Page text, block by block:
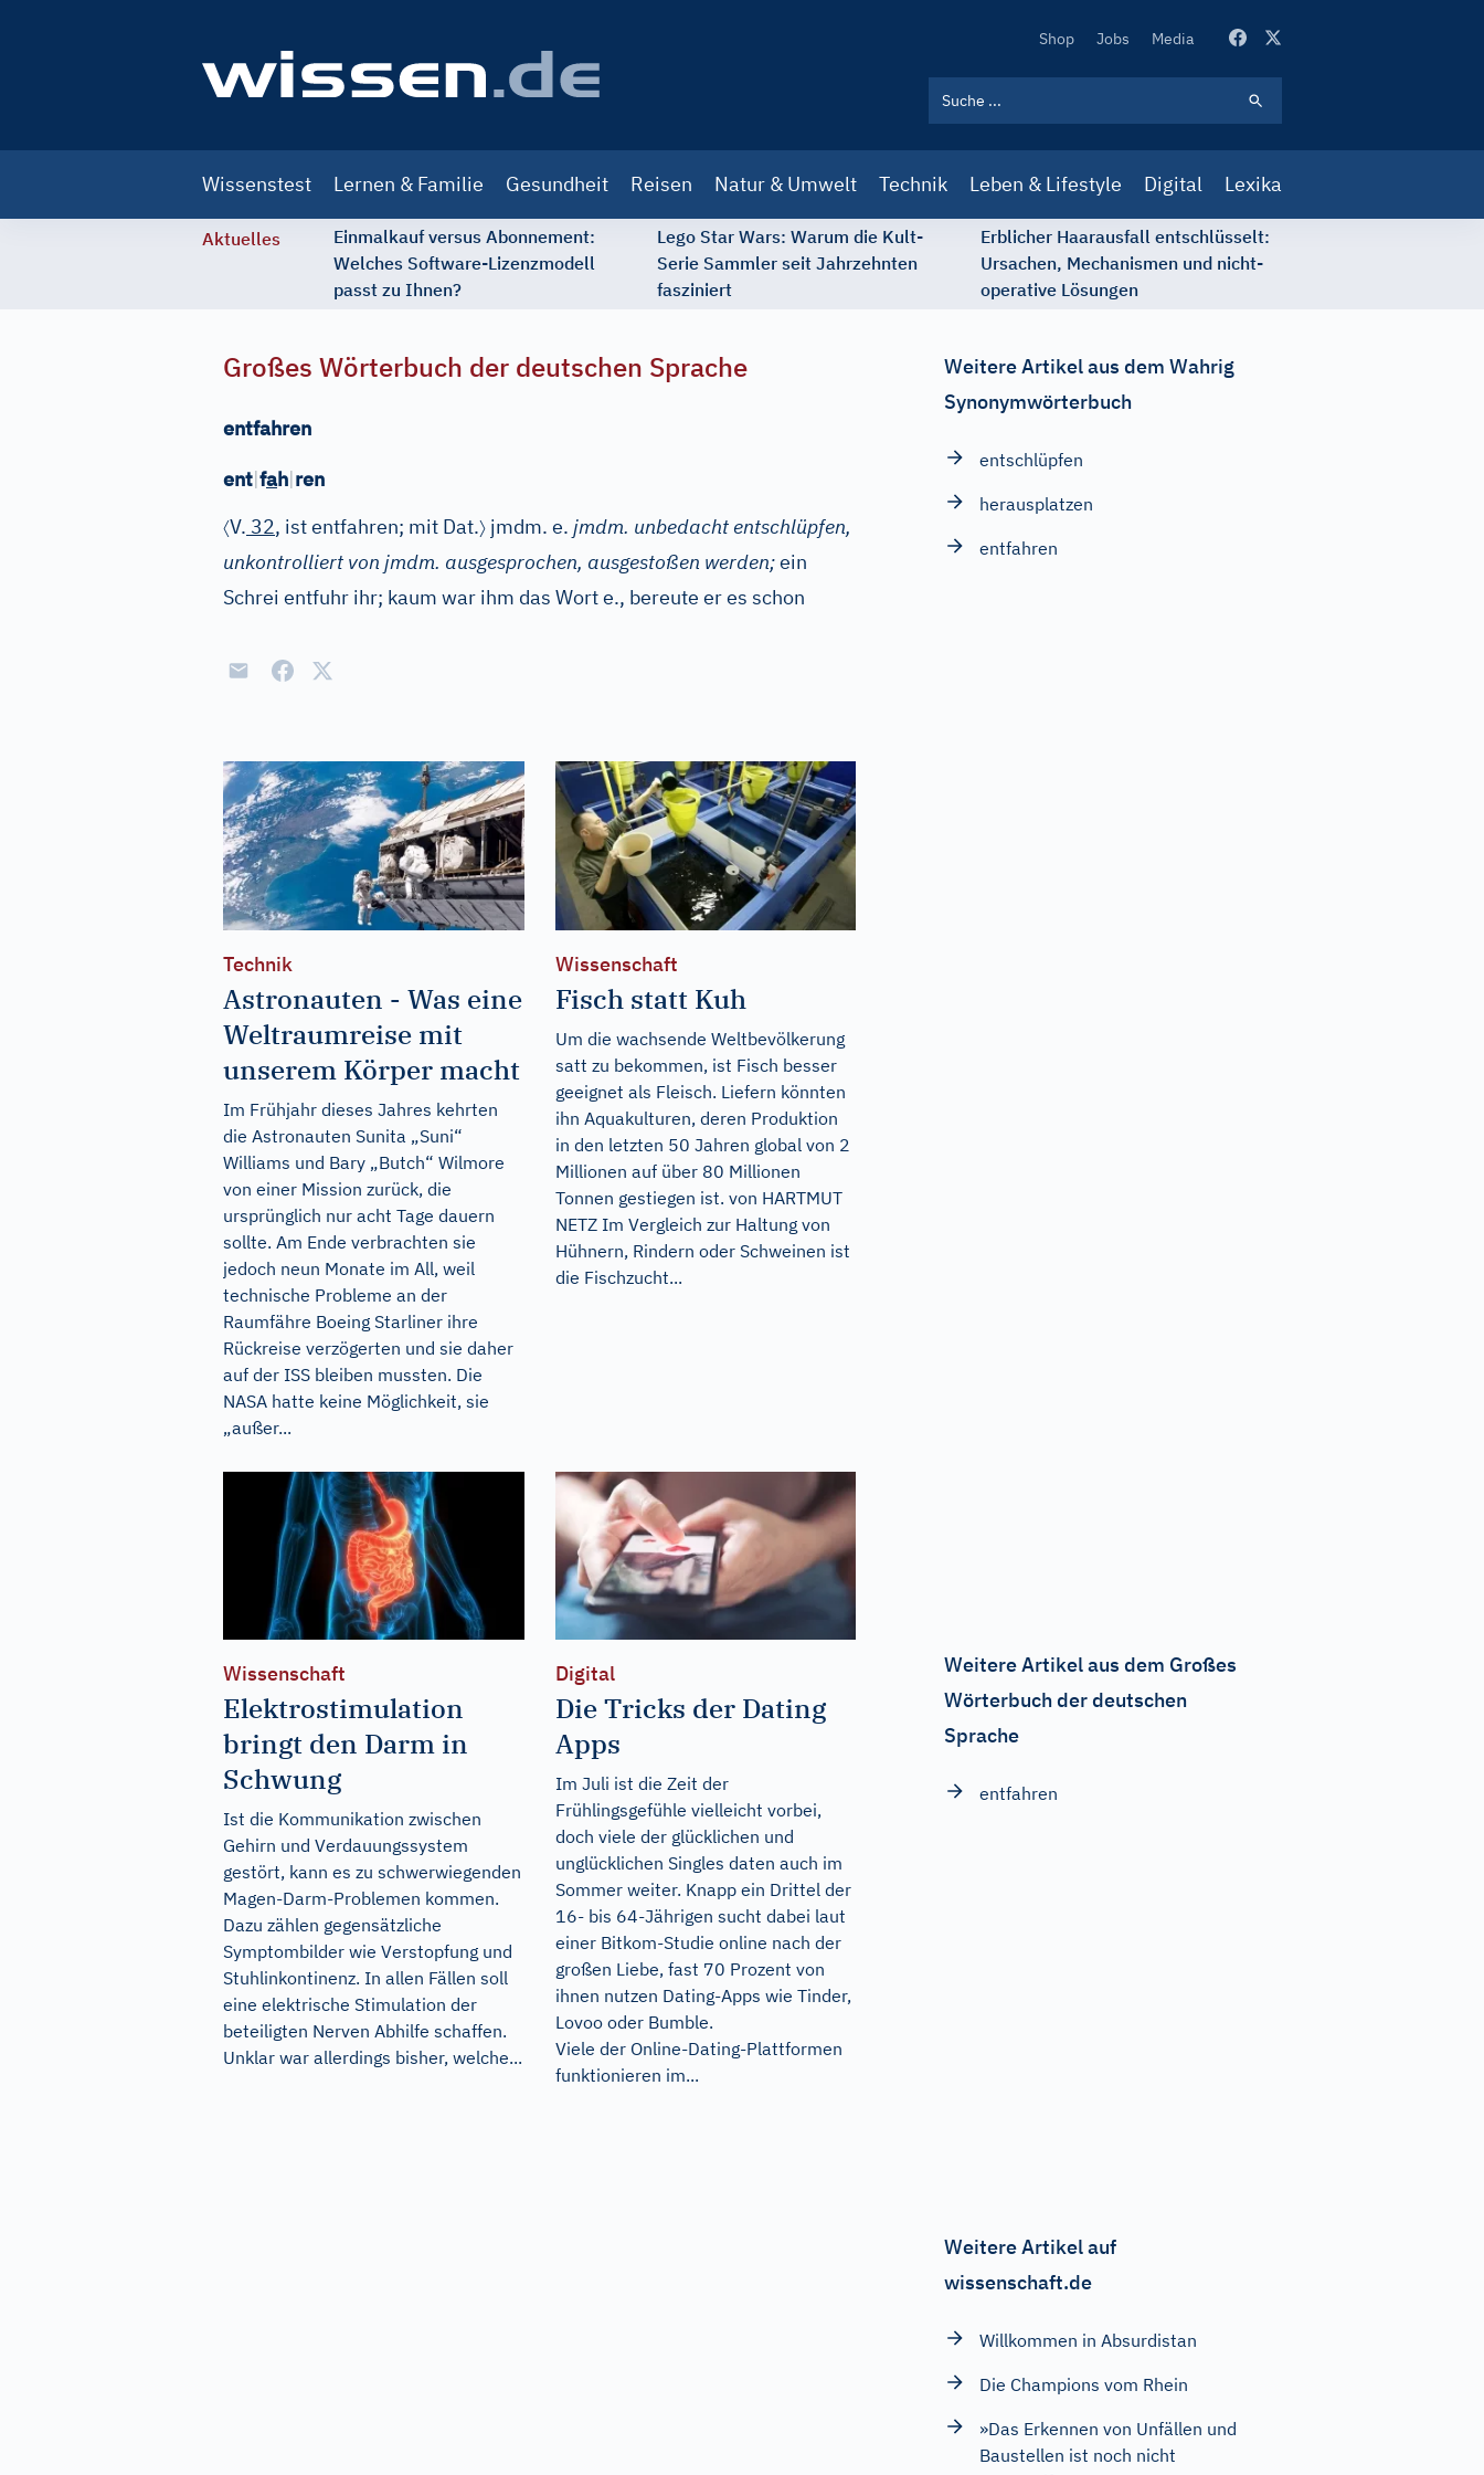
Secondary
Shop Jobs Media
navigation
Wissenstest Lernen & Familie Gesundheit Reisen Natur & Umwelt Technik Leben & Lifestyle Digital Lexika
Aktuelles
Einmalkauf versus Abonnement:
Welches Software-Lizenzmodell
passt zu Ihnen?
Lego Star Wars: Warum die Kult-
Serie Sammler seit Jahrzehnten
fasziniert
Erblicher Haarausfall entschlüsselt:
Ursachen, Mechanismen und nicht-
operative Lösungen
Großes Wörterbuch der deutschen Sprache
entfahren
ent|fah|ren
〈V. 32, ist entfahren; mit Dat.〉 jmdm. e. jmdm. unbedacht entschlüpfen,
unkontrolliert von jmdm. ausgesprochen, ausgestoßen werden;ein
Schrei entfuhr ihr; kaum war ihm das Wort e., bereute er es schon
Technik
Astronauten - Was eine
Weltraumreise mit
unserem Körper macht
Im Frühjahr dieses Jahres kehrten
die Astronauten Sunita „Suni“
Williams und Bary „Butch“ Wilmore
von einer Mission zurück, die
ursprünglich nur acht Tage dauern
sollte. Am Ende verbrachten sie
jedoch neun Monate im All, weil
technische Probleme an der
Raumfähre Boeing Starliner ihre
Rückreise verzögerten und sie daher
auf der ISS bleiben mussten. Die
NASA hatte keine Möglichkeit, sie
„außer...
Wissenschaft
Fisch statt Kuh
Um die wachsende Weltbevölkerung
satt zu bekommen, ist Fisch besser
geeignet als Fleisch. Liefern könnten
ihn Aquakulturen, deren Produktion
in den letzten 50 Jahren global von 2
Millionen auf über 80 Millionen
Tonnen gestiegen ist. von HARTMUT
NETZ Im Vergleich zur Haltung von
Hühnern, Rindern oder Schweinen ist
die Fischzucht...
Wissenschaft
Elektrostimulation
bringt den Darm in
Schwung
Ist die Kommunikation zwischen
Gehirn und Verdauungssystem
gestört, kann es zu schwerwiegenden
Magen-Darm-Problemen kommen.
Dazu zählen gegensätzliche
Symptombilder wie Verstopfung und
Stuhlinkontinenz. In allen Fällen soll
eine elektrische Stimulation der
beteiligten Nerven Abhilfe schaffen.
Unklar war allerdings bisher, welche...
Digital
Die Tricks der Dating
Apps
Im Juli ist die Zeit der
Frühlingsgefühle vielleicht vorbei,
doch viele der glücklichen und
unglücklichen Singles daten auch im
Sommer weiter. Knapp ein Drittel der
16- bis 64-Jährigen sucht dabei laut
einer Bitkom-Studie online nach der
großen Liebe, fast 70 Prozent von
ihnen nutzen Dating-Apps wie Tinder,
Lovoo oder Bumble.
Viele der Online-Dating-Plattformen
funktionieren im...
Weitere Artikel aus dem Wahrig
Synonymwörterbuch
entschlüpfen
herausplatzen
entfahren
Weitere Artikel aus dem Großes
Wörterbuch der deutschen
Sprache
entfahren
Weitere Artikel auf
wissenschaft.de
Willkommen in Absurdistan
Die Champions vom Rhein
»Das Erkennen von Unfällen und
Baustellen ist noch nicht